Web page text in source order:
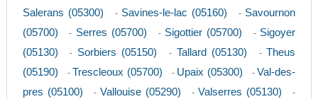
Salerans (05300) - Savines-le-lac (05160) - Savournon
(05700)
- Serres (05700) - Sigottier (05700) - Sigoyer
(05130)
- Sorbiers (05150) - Tallard (05130) - Theus
(05190)
- Trescleoux (05700) - Upaix (05300) - Val-des-
pres (05100)
- Vallouise (05290) - Valserres (05130) -